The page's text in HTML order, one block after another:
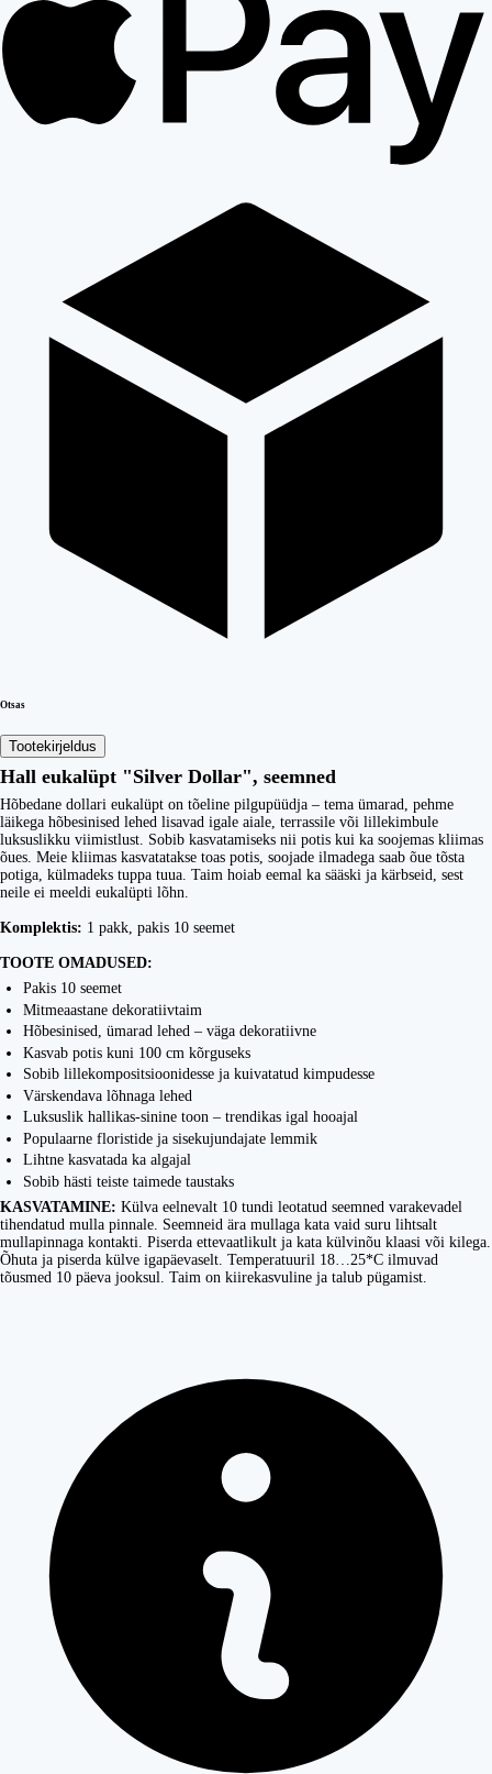
Otsas
Tootekirjeldus
Hall eukalüpt "Silver Dollar", seemned
Hõbedane dollari eukalüpt on tõeline pilgupüüdja – tema ümarad, pehme
läikega hõbesinised lehed lisavad igale aiale, terrassile või lillekimbule
luksuslikku viimistlust. Sobib kasvatamiseks nii potis kui ka soojemas kliimas
õues. Meie kliimas kasvatatakse toas potis, soojade ilmadega saab õue tõsta
potiga, külmadeks tuppa tuua. Taim hoiab eemal ka sääski ja kärbseid, sest
neile ei meeldi eukalüpti lõhn.
Komplektis: 1 pakk, pakis 10 seemet
TOOTE OMADUSED:
Pakis 10 seemet
Mitmeaastane dekoratiivtaim
Hõbesinised, ümarad lehed – väga dekoratiivne
Kasvab potis kuni 100 cm kõrguseks
Sobib lillekompositsioonidesse ja kuivatatud kimpudesse
Värskendava lõhnaga lehed
Luksuslik hallikas-sinine toon – trendikas igal hooajal
Populaarne floristide ja sisekujundajate lemmik
Lihtne kasvatada ka algajal
Sobib hästi teiste taimede taustaks
KASVATAMINE: Külva eelnevalt 10 tundi leotatud seemned varakevadel
tihendatud mulla pinnale. Seemneid ära mullaga kata vaid suru lihtsalt
mullapinnaga kontakti. Piserda ettevaatlikult ja kata külvinõu klaasi või kilega.
Õhuta ja piserda külve igapäevaselt. Temperatuuril 18…25*C ilmuvad
tõusmed 10 päeva jooksul. Taim on kiirekasvuline ja talub pügamist.